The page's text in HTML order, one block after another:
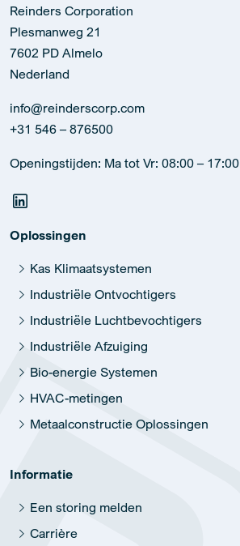
Reinders Corporation
Plesmanweg 21
7602 PD Almelo
Nederland
info@reinderscorp.com
+31 546 – 876500
Openingstijden: Ma tot Vr: 08:00 – 17:00
Oplossingen
Kas Klimaatsystemen
Industriële Ontvochtigers
Industriële Luchtbevochtigers
Industriële Afzuiging
Bio-energie Systemen
HVAC-metingen
Metaalconstructie Oplossingen
Informatie
Een storing melden
Carrière